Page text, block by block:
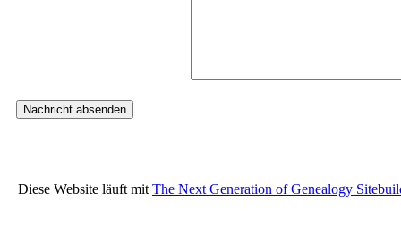
Diese Website läuft mit The Next Generation of Genealogy